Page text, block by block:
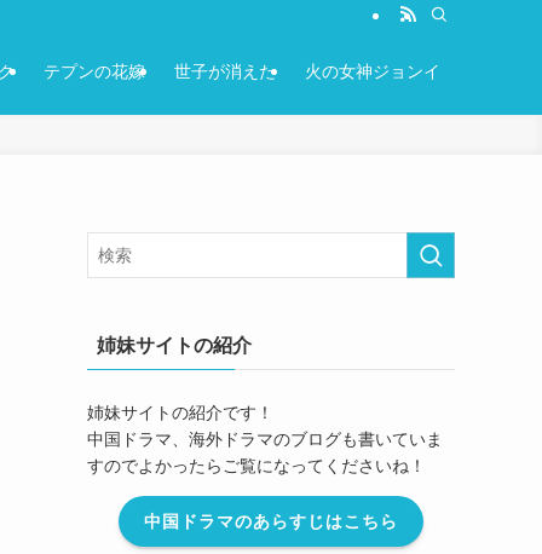
テプンの花嫁 世子が消えた 火の女神ジョンイ
姉妹サイトの紹介
姉妹サイトの紹介です！
中国ドラマ、海外ドラマのブログも書いていま
すのでよかったらご覧になってくださいね！
中国ドラマのあらすじはこちら